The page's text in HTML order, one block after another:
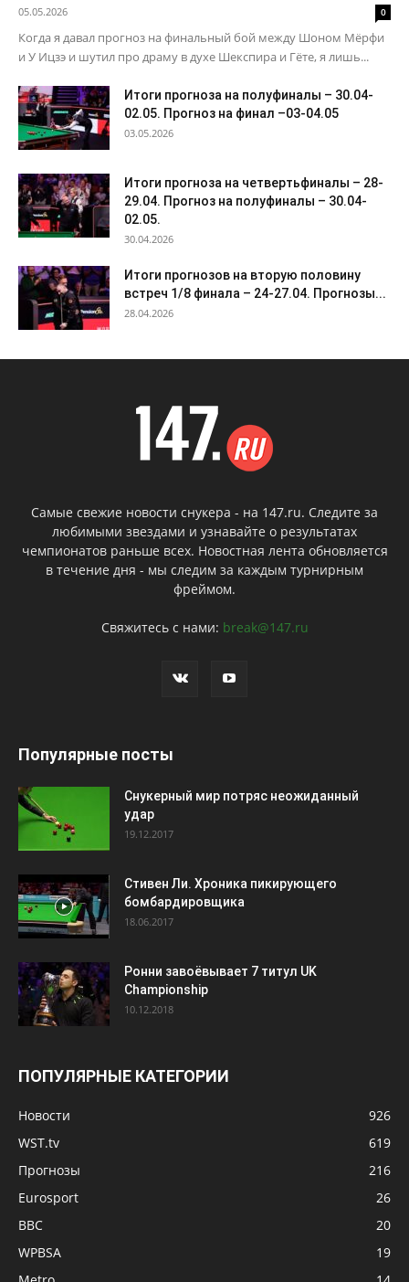
05.05.2026 0
Когда я давал прогноз на финальный бой между Шоном Мёрфи
и У Ицзэ и шутил про драму в духе Шекспира и Гёте, я лишь...
Итоги прогноза на полуфиналы – 30.04-
02.05. Прогноз на финал –03-04.05
03.05.2026
Итоги прогноза на четвертьфиналы – 28-
29.04. Прогноз на полуфиналы – 30.04-
02.05.
30.04.2026
Итоги прогнозов на вторую половину
встреч 1/8 финала – 24-27.04. Прогнозы...
28.04.2026
Самые свежие новости снукера - на 147.ru. Следите за
любимыми звездами и узнавайте о результатах
чемпионатов раньше всех. Новостная лента обновляется
в течение дня - мы следим за каждым турнирным
фреймом.
Свяжитесь с нами: break@147.ru
Популярные посты
Снукерный мир потряс неожиданный
удар
19.12.2017
Стивен Ли. Хроника пикирующего
бомбардировщика
18.06.2017
Ронни завоёвывает 7 титул UK
Championship
10.12.2018
ПОПУЛЯРНЫЕ КАТЕГОРИИ
Новости
926
WST.tv
619
Прогнозы
216
Eurosport
26
BBC
20
WPBSA
19